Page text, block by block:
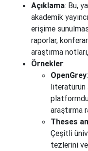
Açıklama: Bu,
akademik
erişime
raporlar,
araştırma
Örnekler:
OpenGrey
literatürün
araştırma
Theses
Çeşitli
tezlerini